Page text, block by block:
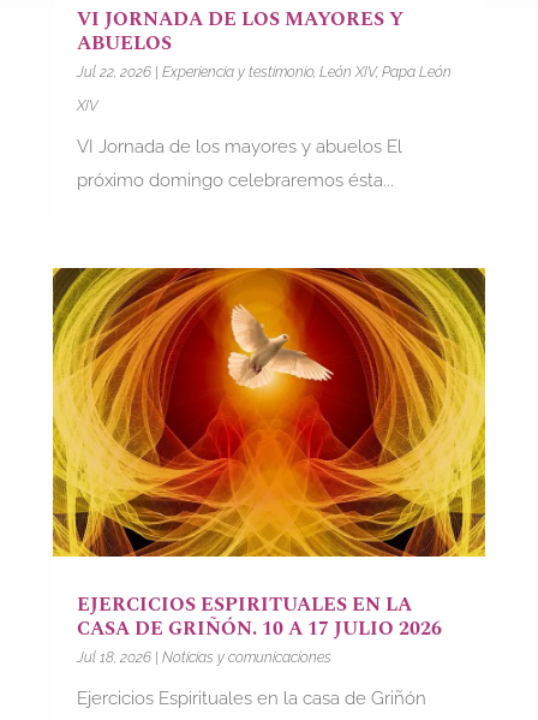
VI JORNADA DE LOS MAYORES Y
ABUELOS
Jul 22, 2026| Experiencia y testimonio, León XIV, Papa León
XIV
VI Jornada de los mayores y abuelos El
próximo domingo celebraremos ésta...
EJERCICIOS ESPIRITUALES EN LA
CASA DE GRIÑÓN. 10 A 17 JULIO 2026
Jul 18, 2026| Noticias y comunicaciones
Ejercicios Espirituales en la casa de Griñón